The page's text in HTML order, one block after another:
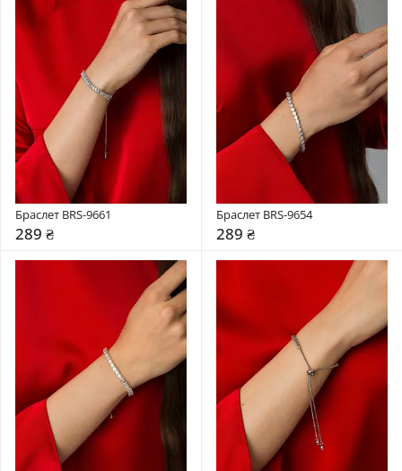
Браслет BRS-9661
289 ₴
Браслет BRS-9654
289 ₴